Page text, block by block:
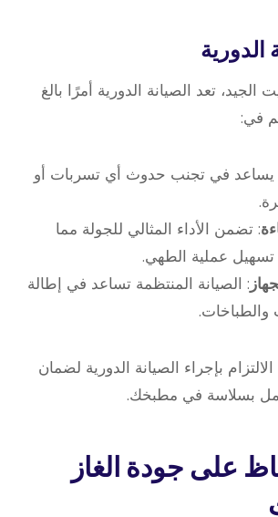
الدورية
الجيد، تعد الصيانة الدورية أمرًا بالغ
في:
يساعد في تجنب حدوث أي تسربات أو
: تضمن الأداء المثالي للجولة مما
عملية الطهي.
: الصيانة المنتظمة تساعد في إطالة
والطباخات.
بإجراء الصيانة الدورية لضمان
بسلاسة في مطبخك.
على جودة الغاز